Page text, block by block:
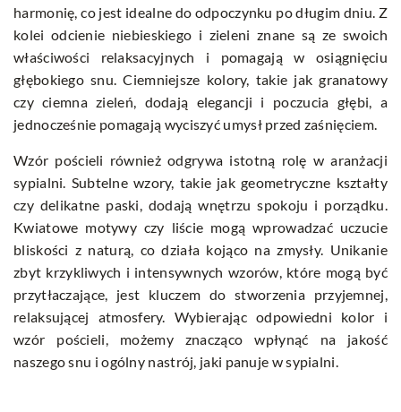
harmonię, co jest idealne do odpoczynku po długim dniu. Z
kolei odcienie niebieskiego i zieleni znane są ze swoich
właściwości relaksacyjnych i pomagają w osiągnięciu
głębokiego snu. Ciemniejsze kolory, takie jak granatowy
czy ciemna zieleń, dodają elegancji i poczucia głębi, a
jednocześnie pomagają wyciszyć umysł przed zaśnięciem.
Wzór pościeli również odgrywa istotną rolę w aranżacji
sypialni. Subtelne wzory, takie jak geometryczne kształty
czy delikatne paski, dodają wnętrzu spokoju i porządku.
Kwiatowe motywy czy liście mogą wprowadzać uczucie
bliskości z naturą, co działa kojąco na zmysły. Unikanie
zbyt krzykliwych i intensywnych wzorów, które mogą być
przytłaczające, jest kluczem do stworzenia przyjemnej,
relaksującej atmosfery. Wybierając odpowiedni kolor i
wzór pościeli, możemy znacząco wpłynąć na jakość
naszego snu i ogólny nastrój, jaki panuje w sypialni.